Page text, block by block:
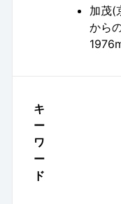
加茂(
から
キ
ー
ワ
ー
ド